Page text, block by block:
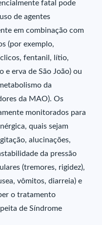
fatal pode
de agentes
em combinação com
(por exemplo,
fentanil, lítio,
erva de São João) ou
da
da MAO). Os
monitorados para
quais sejam
alucinações,
da pressão
(tremores, rigidez),
vômitos, diarreia) e
o tratamento
de Síndrome